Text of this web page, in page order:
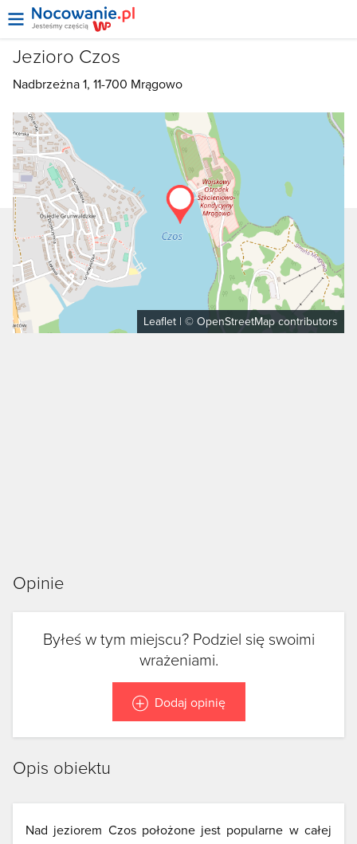
Jezioro Czos
Nadbrzeżna 1, 11-700 Mrągowo
Leaflet | © OpenStreetMap contributors
Opinie
Byłeś w tym miejscu? Podziel się swoimi
wrażeniami.
Dodaj opinię
Opis obiektu
Nad jeziorem Czos położone jest popularne w całej